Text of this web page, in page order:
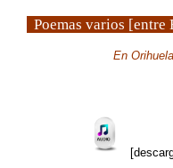
Poemas varios
En